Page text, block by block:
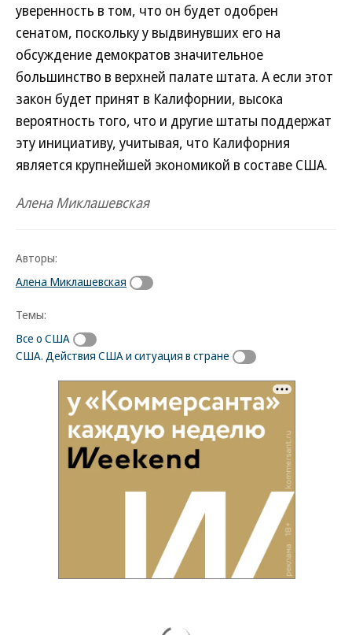
уверенность в том, что он будет одобрен
сенатом, поскольку у выдвинувших его на
обсуждение демократов значительное
большинство в верхней палате штата. А если этот
закон будет принят в Калифорнии, высока
вероятность того, что и другие штаты поддержат
эту инициативу, учитывая, что Калифорния
является крупнейшей экономикой в составе США.
Алена Миклашевская
Авторы:
Алена Миклашевская
Темы:
Все о США
США. Действия США и ситуация в стране